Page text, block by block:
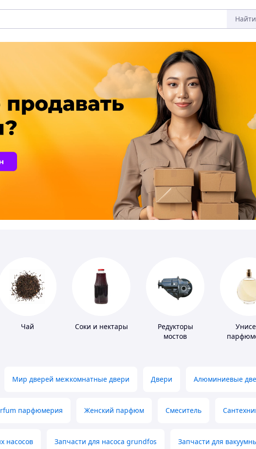
Найти
Чай Соки и нектары
Редукторы
мостов
Мир дверей межкомнатные двери Двери Алюминиевые
парфюмерия Женский парфюм Смеситель
насосов Запчасти для насоса grundfos Запчасти для